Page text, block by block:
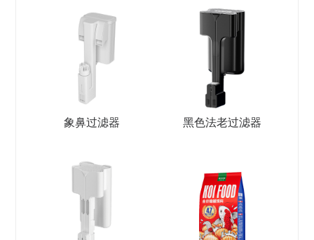
象鼻过滤器 黑色法老过滤器